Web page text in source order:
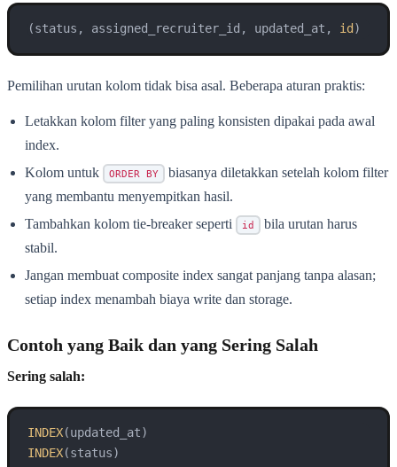
(status, assigned_recruiter_id, updated_at, id
Pemilihan urutan kolom tidak bisa asal. Beberapa aturan praktis:
Letakkan kolom filter yang paling konsisten dipakai pada awal
index.
Kolom untuk
ORDER BY
biasanya diletakkan setelah kolom filter
yang membantu menyempitkan hasil.
Tambahkan kolom tie-breaker seperti
id
bila urutan harus
stabil.
Jangan membuat composite index sangat panjang tanpa alasan;
setiap index menambah biaya write dan storage.
Contoh yang Baik dan yang Sering Salah
Sering salah:
INDEX
INDEX